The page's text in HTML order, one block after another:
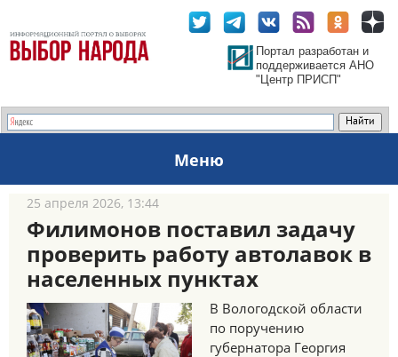
Портал разработан и
поддерживается АНО
"Центр ПРИСП"
Меню
25 апреля 2026, 13:44
Филимонов поставил задачу
проверить работу автолавок в
населенных пунктах
В Вологодской области
по поручению
губернатора Георгия